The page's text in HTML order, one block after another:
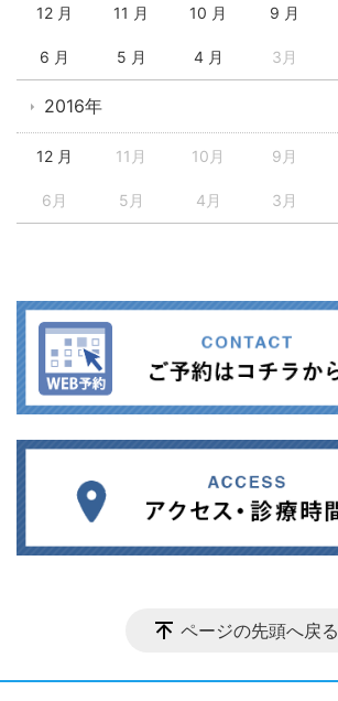
12 月 11 月 10 月 9 月
6 月 5 月 4 月 3月
2016年
12 月 11月 10月 9月
6月 5月 4月 3月
ページの先頭へ戻る